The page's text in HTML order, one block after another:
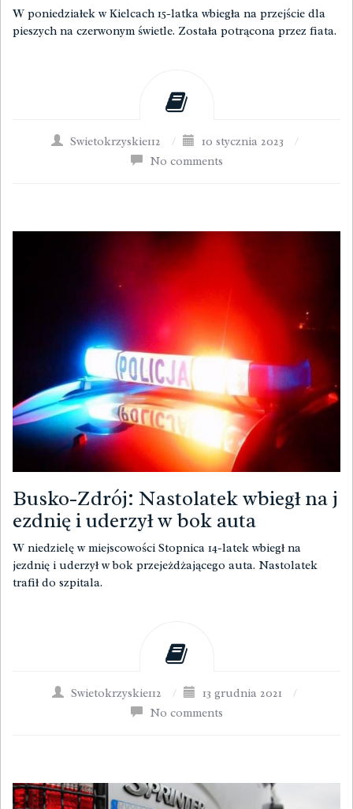
W poniedziałek w Kielcach 15-latka wbiegła na przejście dla
pieszych na czerwonym świetle. Została potrącona przez fiata.
Swietokrzyskie112 / 10 stycznia 2023
/
No comments
Busko-Zdrój: Nastolatek wbiegł na j
ezdnię i uderzył w bok auta
W niedzielę w miejscowości Stopnica 14-latek wbiegł na
jezdnię i uderzył w bok przejeżdżającego auta. Nastolatek
trafił do szpitala.
Swietokrzyskie112 / 13 grudnia 2021
/
No comments